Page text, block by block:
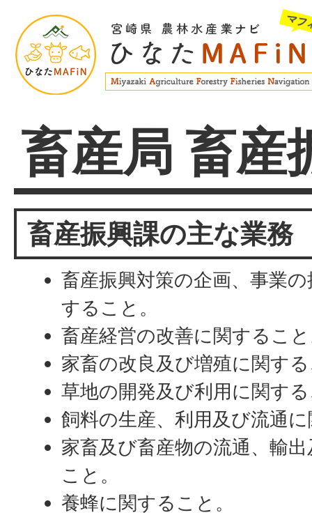
畜産局 畜産
畜産振興課の主な業務
畜産振興対策の企画、事業
すること。
畜産経営の改善に関するこ
家畜の改良及び増殖に関す
草地の開発及び利用に関す
飼料の生産、利用及び流通
家畜及び畜産物の流通、輸
こと。
養蜂に関すること。